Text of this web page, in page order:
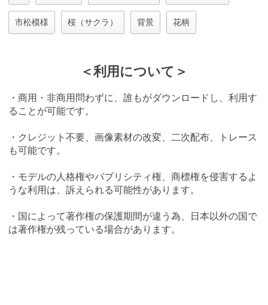
市松模様 桜（サクラ） 背景 花柄
＜利用について＞
・商用・非商用問わずに、誰もがダウンロードし、利用す
ることが可能です。
・クレジット不要、画像素材の改変、二次配布、トレース
も可能です。
・モデルの人格権やパブリシティ権、商標権を侵害するよ
うな利用は、訴えられる可能性があります。
・国によって著作権の保護期間が違う為、日本以外の国で
は著作権が残っている場合があります。